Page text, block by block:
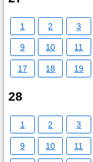
1 2 3
9 10 11
17 18 19
28
1 2 3
9 10 11